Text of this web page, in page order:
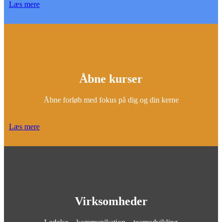
Læs mere
Åbne kurser
Åbne forløb med fokus på dig og din kerne
Læs mere
Virksomheder